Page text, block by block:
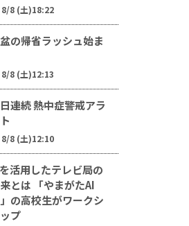
8/8 (土)18:22
の帰省ラッシュ始ま
8/8 (土)12:13
連続 熱中症警戒アラ
8/8 (土)12:10
活用したテレビ局の
とは 「やまがたAI
の高校生がワークシ
プ